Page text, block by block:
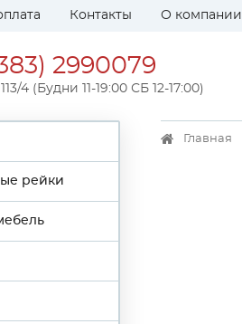
Контакты О компании
2990079
4 (Будни 11-19:00 СБ 12-17:00)
рейки
Главная